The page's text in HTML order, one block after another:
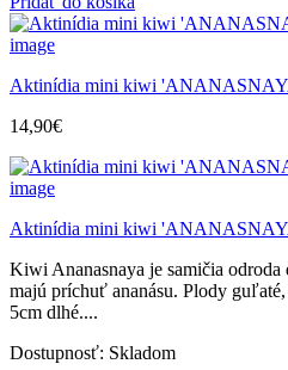
Aktinídia mini kiwi
14,90€
Aktinídia mini kiwi
Kiwi Ananasnaya je samičia
majú príchuť ananásu. Plody guľaté,
5cm dlhé....
Dostupnosť: Skladom